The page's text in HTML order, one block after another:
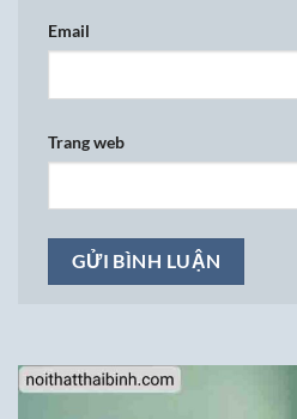
Email
Trang web